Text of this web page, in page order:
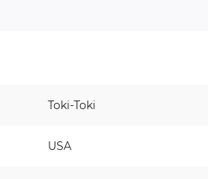
Toki-Toki
USA